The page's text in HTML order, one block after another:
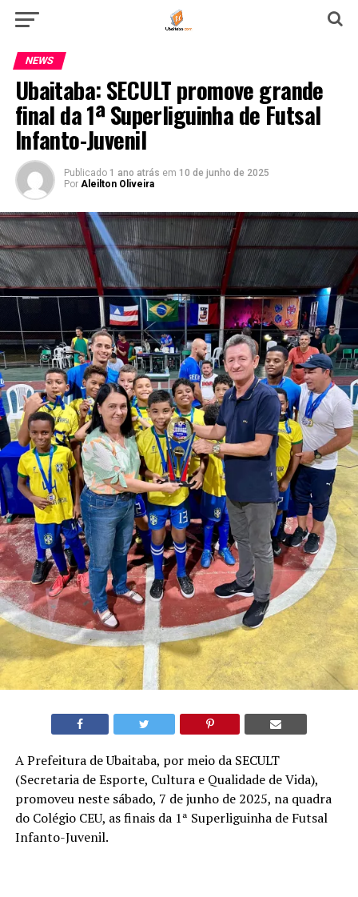
NEWS
Ubaitaba: SECULT promove grande
final da 1ª Superliguinha de Futsal
Infanto-Juvenil
Publicado 1 ano atrás em 10 de junho de 2025
Por Aleilton Oliveira
A Prefeitura de Ubaitaba, por meio da SECULT
(Secretaria de Esporte, Cultura e Qualidade de Vida),
promoveu neste sábado, 7 de junho de 2025, na quadra
do Colégio CEU, as finais da 1ª Superliguinha de Futsal
Infanto-Juvenil.